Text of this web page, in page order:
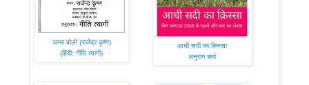
अम्मा बोली (राजेंद्र कृष्ण)
(हिंदी: गीति त्यागी)
आधी सदी का किस्सा
अनुराग शर्मा